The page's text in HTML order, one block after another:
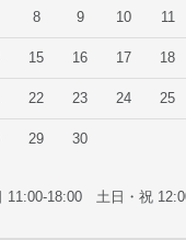
8 9 10 11
15 16 17 18
22 23 24 25
29 30
11:00-18:00 土日・祝